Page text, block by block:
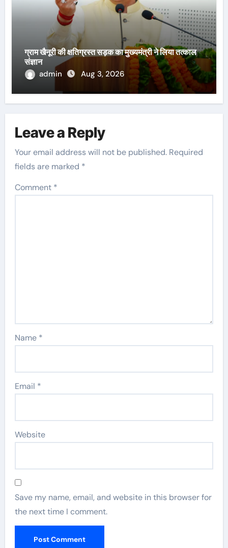
ग्राम खैनूरी की क्षतिग्रस्त सड़क का मुख्यमंत्री ने लिया तत्काल
संज्ञान
admin
Aug 3, 2026
Leave a Reply
Your email address will not be published. Required
fields are marked *
Comment *
Name *
Email *
Website
Save my name, email, and website in this browser for
the next time I comment.